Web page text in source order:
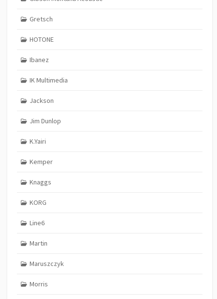
Gretsch
HOTONE
Ibanez
IK Multimedia
Jackson
Jim Dunlop
K.Yairi
Kemper
Knaggs
KORG
Line6
Martin
Maruszczyk
Morris